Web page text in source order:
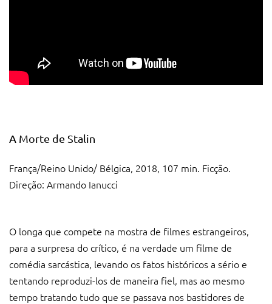
A Morte de Stalin
França/Reino Unido/ Bélgica, 2018, 107 min. Ficção.
Direção: Armando Ianucci
O longa que compete na mostra de filmes estrangeiros,
para a surpresa do crítico, é na verdade um filme de
comédia sarcástica, levando os fatos históricos a sério e
tentando reproduzi-los de maneira fiel, mas ao mesmo
tempo tratando tudo que se passava nos bastidores de